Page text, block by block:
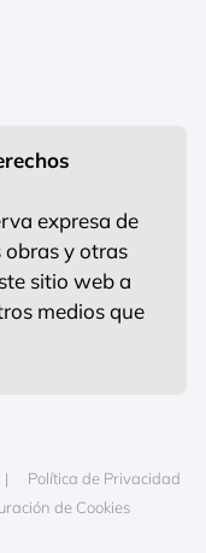
expresa de
obras y otras
sitio web a
medios que
Política de Privacidad
de Cookies